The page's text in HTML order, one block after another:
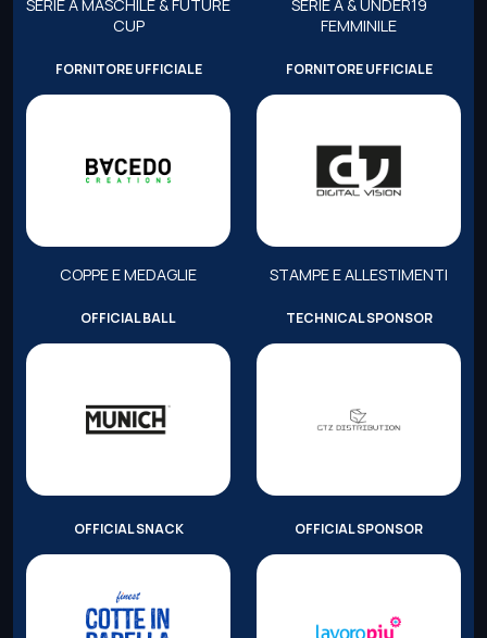
SERIE A MASCHILE & FUTURE
CUP
SERIE A & UNDER19
FEMMINILE
FORNITORE UFFICIALE
COPPE E MEDAGLIE
FORNITORE UFFICIALE
STAMPE E ALLESTIMENTI
OFFICIAL BALL TECHNICAL SPONSOR
OFFICIAL SNACK OFFICIAL SPONSOR